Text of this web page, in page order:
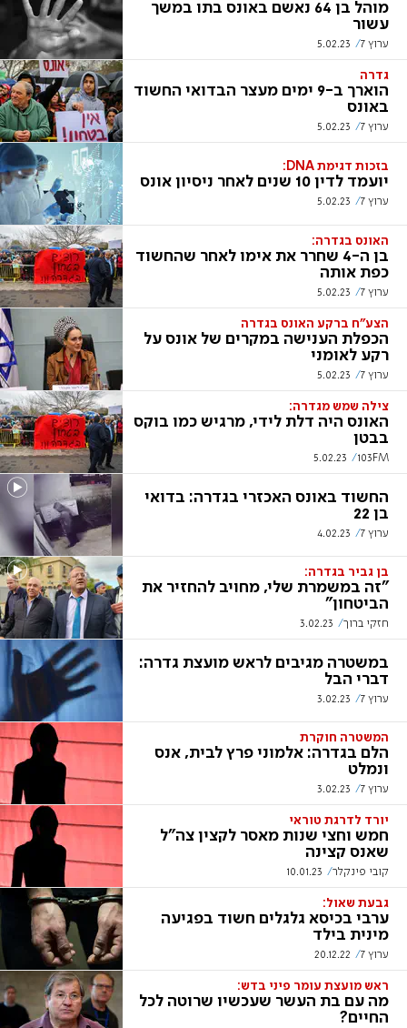
מוהל בן 64 נאשם באונס בתו במשך
עשור
ערוץ 7 5.02.23
גדרה
הוארך ב-9 ימים מעצר הבדואי החשוד
באונס
ערוץ 7 5.02.23
בזכות דגימת DNA:
יועמד לדין 10 שנים לאחר ניסיון אונס
ערוץ 7 5.02.23
האונס בגדרה:
בן ה-4 שחרר את אימו לאחר שהחשוד
כפת אותה
ערוץ 7 5.02.23
הצע"ח ברקע האונס בגדרה
הכפלת הענישה במקרים של אונס על
רקע לאומני
ערוץ 7 5.02.23
צילה שמש מגדרה:
האונס היה דלת לידי, מרגיש כמו בוקס
בבטן
103FM
5.02.23
החשוד באונס האכזרי בגדרה: בדואי
בן 22
ערוץ 7 4.02.23
בן גביר בגדרה:
"זה במשמרת שלי, מחויב להחזיר את
הביטחון"
חזקי ברוך 3.02.23
במשטרה מגיבים לראש מועצת גדרה:
דברי הבל
ערוץ 7 3.02.23
המשטרה חוקרת
הלם בגדרה: אלמוני פרץ לבית, אנס
ונמלט
ערוץ 7 3.02.23
יורד לדרגת טוראי
חמש וחצי שנות מאסר לקצין צה"ל
שאנס קצינה
קובי פינקלר 10.01.23
גבעת שאול:
ערבי בכיסא גלגלים חשוד בפגיעה
מינית בילד
ערוץ 7 20.12.22
ראש מועצת עומר פיני בדש:
מה עם בת העשר שעכשיו שרוטה לכל
החיים?